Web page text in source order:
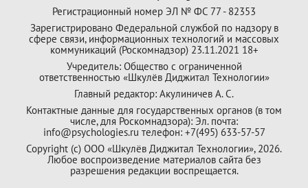
Регистрационный номер ЭЛ № ФС 77 - 82353
Зарегистрировано Федеральной службой по надзору в
сфере связи, информационных технологий и массовых
коммуникаций (Роскомнадзор) 23.11.2021 18+
Учредитель: Общество с ограниченной
ответственностью «Шкулёв Диджитал Технологии»
Главный редактор: Акулиничев А. С.
Контактные данные для государственных органов (в том
числе, для Роскомнадзора): Эл. почта:
info@psychologies.ru телефон: +7(495) 633-57-57
Copyright (с) ООО «Шкулёв Диджитал Технологии», 2026.
Любое воспроизведение материалов сайта без
разрешения редакции воспрещается.